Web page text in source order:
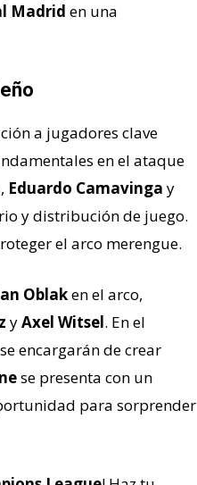
Madrid en una
a jugadores clave
en el ataque
Eduardo Camavinga y
y distribución de juego.
el arco merengue.
Oblaken el arco,
yAxel Witsel. En el
se encargarán de crear
se presenta con un
para sorprender